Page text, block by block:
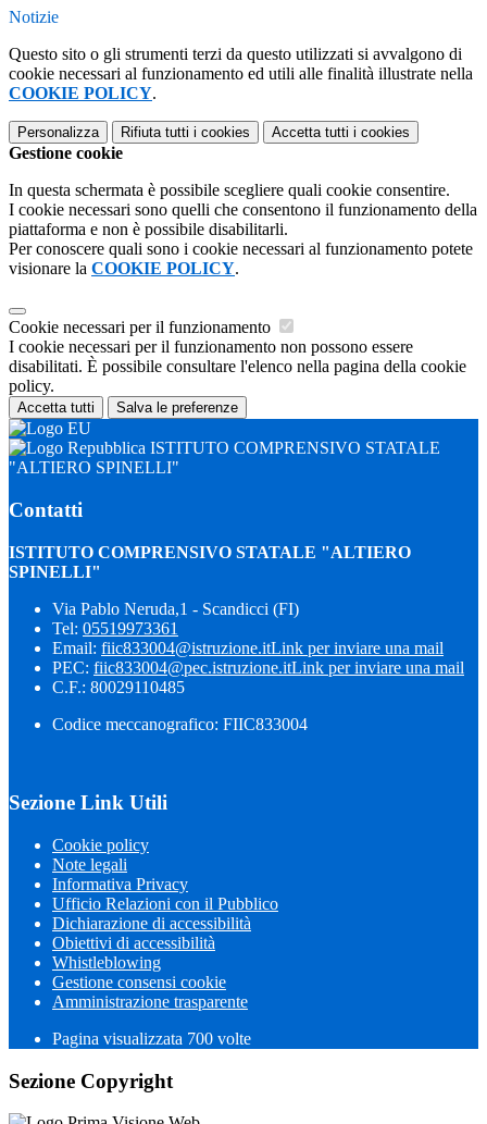
Notizie
Questo sito o gli strumenti terzi da questo utilizzati si avvalgono di
cookie necessari al funzionamento ed utili alle finalità illustrate nella
COOKIE POLICY.
Personalizza Rifiuta tutti i cookies Accetta tutti i cookies
Gestione cookie
In questa schermata è possibile scegliere quali cookie consentire.
I cookie necessari sono quelli che consentono il funzionamento della
piattaforma e non è possibile disabilitarli.
Per conoscere quali sono i cookie necessari al funzionamento potete
visionare la COOKIE POLICY.
Cookie necessari per il funzionamento
I cookie necessari per il funzionamento non possono essere
disabilitati. È possibile consultare l'elenco nella pagina della cookie
policy.
Accetta tutti Salva le preferenze
ISTITUTO COMPRENSIVO STATALE
"ALTIERO SPINELLI"
Contatti
ISTITUTO COMPRENSIVO STATALE "ALTIERO
SPINELLI"
Via Pablo Neruda,1 - Scandicci (FI)
Tel: 05519973361
Email: fiic833004@istruzione.itLink per inviare una mail
PEC: fiic833004@pec.istruzione.itLink per inviare una mail
C.F.: 80029110485
Codice meccanografico: FIIC833004
Sezione Link Utili
Cookie policy
Note legali
Informativa Privacy
Ufficio Relazioni con il Pubblico
Dichiarazione di accessibilità
Obiettivi di accessibilità
Whistleblowing
Gestione consensi cookie
Amministrazione trasparente
Pagina visualizzata 700 volte
Sezione Copyright